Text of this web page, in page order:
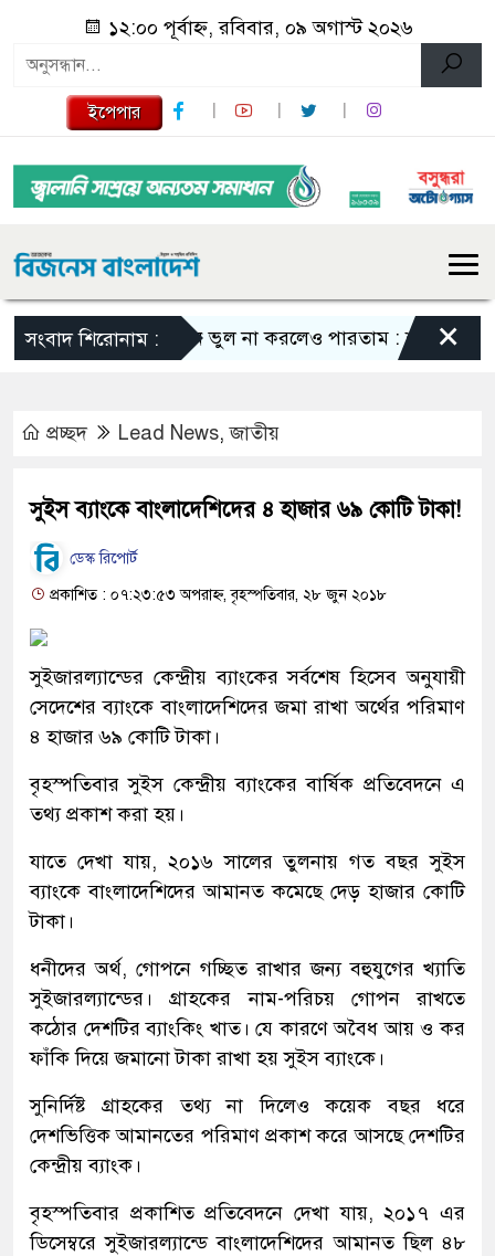
১২:০০ পূর্বাহ্ন, রবিবার, ০৯ অগাস্ট ২০২৬
ইপেপার
সংবাদ শিরোনাম :এমন ভুল না করলেও পারতাম : শাকিব খান×
প্রচ্ছদ Lead News,জাতীয়
সুইস ব্যাংকে বাংলাদেশিদের ৪ হাজার ৬৯ কোটি টাকা!
ডেস্ক রিপোর্ট
প্রকাশিত : ০৭:২৩:৫৩ অপরাহ্ন, বৃহস্পতিবার, ২৮ জুন ২০১৮
সুইজারল্যান্ডের কেন্দ্রীয় ব্যাংকের সর্বশেষ হিসেব অনুযায়ী
সেদেশের ব্যাংকে বাংলাদেশিদের জমা রাখা অর্থের পরিমাণ
৪ হাজার ৬৯ কোটি টাকা।
বৃহস্পতিবার সুইস কেন্দ্রীয় ব্যাংকের বার্ষিক প্রতিবেদনে এ
তথ্য প্রকাশ করা হয়।
যাতে দেখা যায়, ২০১৬ সালের তুলনায় গত বছর সুইস
ব্যাংকে বাংলাদেশিদের আমানত কমেছে দেড় হাজার কোটি
টাকা।
ধনীদের অর্থ, গোপনে গচ্ছিত রাখার জন্য বহুযুগের খ্যাতি
সুইজারল্যান্ডের। গ্রাহকের নাম-পরিচয় গোপন রাখতে
কঠোর দেশটির ব্যাংকিং খাত। যে কারণে অবৈধ আয় ও কর
ফাঁকি দিয়ে জমানো টাকা রাখা হয় সুইস ব্যাংকে।
সুনির্দিষ্ট গ্রাহকের তথ্য না দিলেও কয়েক বছর ধরে
দেশভিত্তিক আমানতের পরিমাণ প্রকাশ করে আসছে দেশটির
কেন্দ্রীয় ব্যাংক।
বৃহস্পতিবার প্রকাশিত প্রতিবেদনে দেখা যায়, ২০১৭ এর
ডিসেম্বরে সুইজারল্যান্ডে বাংলাদেশিদের আমানত ছিল ৪৮